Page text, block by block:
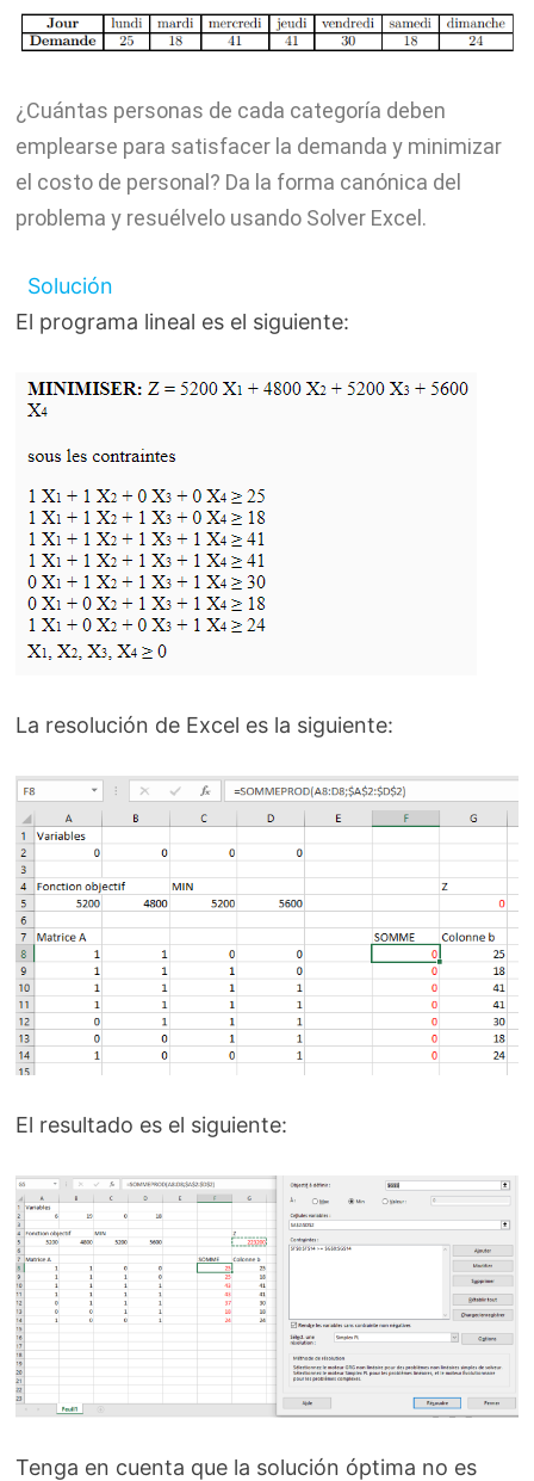
¿Cuántas personas de cada categoría deben
emplearse para satisfacer la demanda y minimizar
el costo de personal? Da la forma canónica del
problema y resuélvelo usando Solver Excel.
Solución
El programa lineal es el siguiente:
La resolución de Excel es la siguiente:
El resultado es el siguiente:
Tenga en cuenta que la solución óptima no es